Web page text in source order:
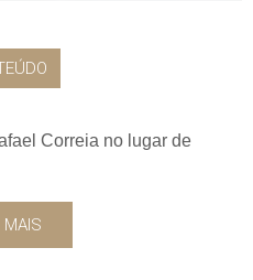
Correia no lugar de
MAIS